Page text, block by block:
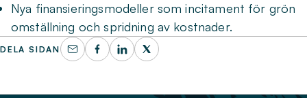
Nya finansieringsmodeller som incitament för grön
omställning och spridning av kostnader.
DELA SIDAN